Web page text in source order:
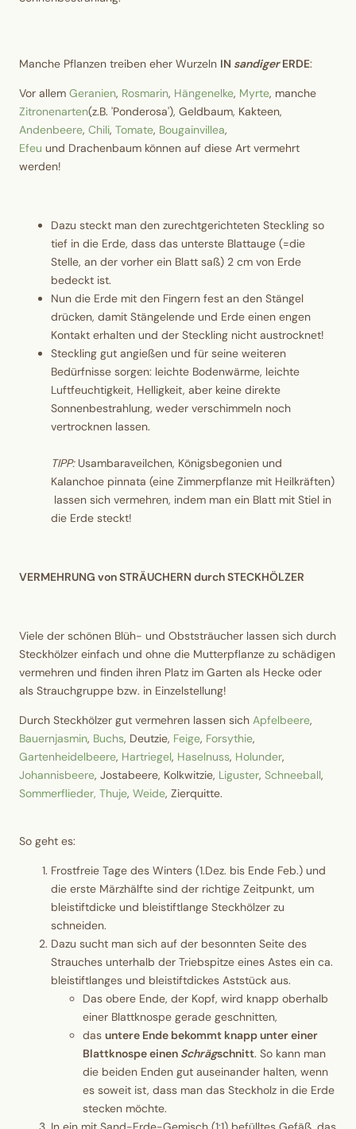
Manche Pflanzen treiben eher Wurzeln IN sandigerERDE:
Vor allem Geranien, Rosmarin, Hängenelke, Myrte, manche
Zitronenarten(z.B. 'Ponderosa'), Geldbaum, Kakteen,
Andenbeere, Chili, Tomate, Bougainvillea,
Efeu und Drachenbaum können auf diese Art vermehrt
werden!
Dazu steckt man den zurechtgerichteten Steckling so
tief in die Erde, dass das unterste Blattauge (=die
Stelle, an der vorher ein Blatt saß) 2 cm von Erde
bedeckt ist.
Nun die Erde mit den Fingern fest an den Stängel
drücken, damit Stängelende und Erde einen engen
Kontakt erhalten und der Steckling nicht austrocknet!
Steckling gut angießen und für seine weiteren
Bedürfnisse sorgen: leichte Bodenwärme, leichte
Luftfeuchtigkeit, Helligkeit, aber keine direkte
Sonnenbestrahlung, weder verschimmeln noch
vertrocknen lassen.
TIPP: Usambaraveilchen, Königsbegonien und
Kalanchoe pinnata (eine Zimmerpflanze mit Heilkräften)
lassen sich vermehren, indem man ein Blatt mit Stiel in
die Erde steckt!
VERMEHRUNG von STRÄUCHERN durch STECKHÖLZER
Viele der schönen Blüh- und Obststräucher lassen sich durch
Steckhölzer einfach und ohne die Mutterpflanze zu schädigen
vermehren und finden ihren Platz im Garten als Hecke oder
als Strauchgruppe bzw. in Einzelstellung!
Durch Steckhölzer gut vermehren lassen sich Apfelbeere,
Bauernjasmin, Buchs, Deutzie, Feige, Forsythie,
Gartenheidelbeere, Hartriegel, Haselnuss, Holunder,
Johannisbeere, Jostabeere, Kolkwitzie, Liguster, Schneeball,
Sommerflieder, Thuje, Weide, Zierquitte.
So geht es:
Frostfreie Tage des Winters (1.Dez. bis Ende Feb.) und
die erste Märzhälfte sind der richtige Zeitpunkt, um
bleistiftdicke und bleistiftlange Steckhölzer zu
schneiden.
Dazu sucht man sich auf der besonnten Seite des
Strauches unterhalb der Triebspitze eines Astes ein ca.
bleistiftlanges und bleistiftdickes Aststück aus.
Das obere Ende, der Kopf, wird knapp oberhalb
einer Blattknospe gerade geschnitten,
das untere Ende bekommt knapp unter einer
Blattknospe einen Schrägschnitt. So kann man
die beiden Enden gut auseinander halten, wenn
es soweit ist, dass man das Steckholz in die Erde
stecken möchte.